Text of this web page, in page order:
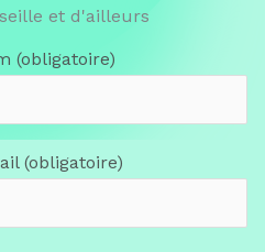
et d'ailleurs
(obligatoire)
(obligatoire)